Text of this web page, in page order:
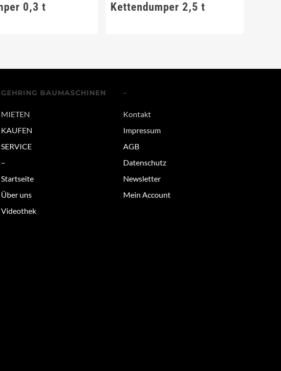
0,3 t Kettendumper 2,5 t
GEHRING BAUMASCHINEN
MIETEN
KAUFEN
SERVICE
–
Startseite
Über uns
Videothek
–
Kontakt
Impressum
AGB
Datenschutz
Newsletter
Mein Account